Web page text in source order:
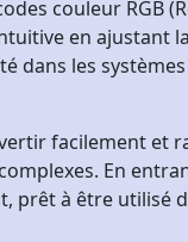
couleur RGB
en ajustant
dans les
facilement et
En
prêt à être utilisé